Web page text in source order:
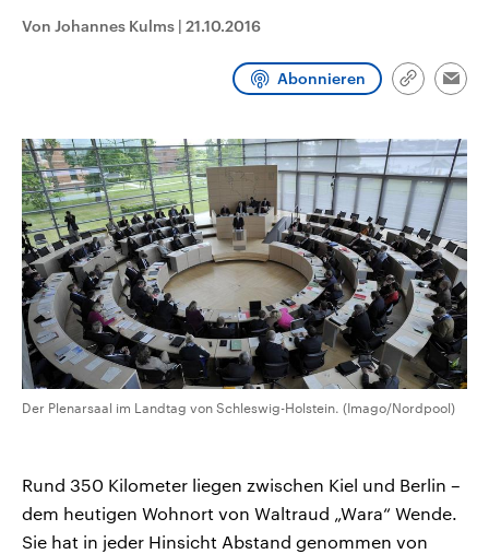
Von Johannes Kulms | 21.10.2016
Abonnieren
Link
Der Plenarsaal im Landtag von Schleswig-Holstein. (Imago/Nordpool)
Rund 350 Kilometer liegen zwischen Kiel und Berlin –
dem heutigen Wohnort von Waltraud „Wara“ Wende.
Sie hat in jeder Hinsicht Abstand genommen von